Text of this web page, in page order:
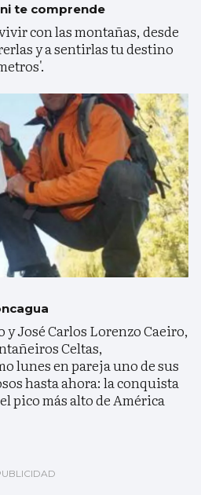
te comprende
con las montañas, desde
y a sentirlas tu destino
José Carlos Lorenzo Caeiro,
Celtas,
lunes en pareja uno de sus
hasta ahora: la conquista
pico más alto de América